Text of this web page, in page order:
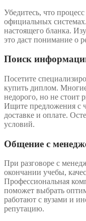
Убедитесь, что
официальных
настоящего бланка.
это даст понимание о
Поиск
Посетите
купить диплом.
недорого, но не стоит
Ищите предложения с
доставке и оплате.
условий.
Общение с
При разговоре с
окончании учебы,
Профессиональная
поможет выбрать
работают с вузами и
репутацию.